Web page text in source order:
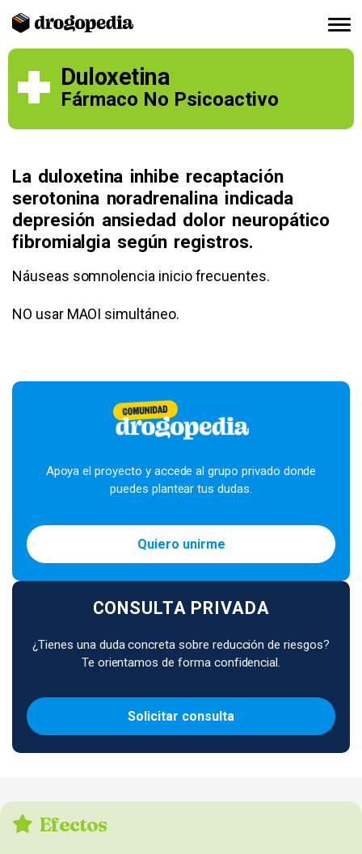
Duloxetina
Fármaco No Psicoactivo
La duloxetina inhibe recaptación
serotonina noradrenalina indicada
depresión ansiedad dolor neuropático
fibromialgia según registros.
Náuseas somnolencia inicio frecuentes.
NO usar MAOI simultáneo.
Apoya el proyecto y accede al grupo privado donde
puedes plantear tus dudas.
Quiero unirme
CONSULTA PRIVADA
¿Tienes una duda concreta sobre reducción de riesgos?
Te orientamos de forma confidencial.
Solicitar consulta
Efectos